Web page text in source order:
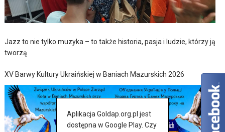
Jazz to nie tylko muzyka – to także historia, pasja i ludzie, którzy ją
tworzą
XV Barwy Kultury Ukraińskiej w Baniach Mazurskich 2026
Aplikacja Goldap.org.pl jest
dostępna w Google Play. Czy